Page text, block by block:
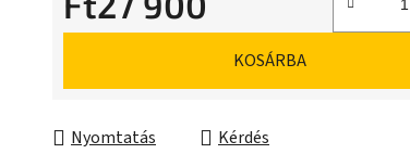
Egységár:
KOSÁRBA
Nyomtatás
Kérdés